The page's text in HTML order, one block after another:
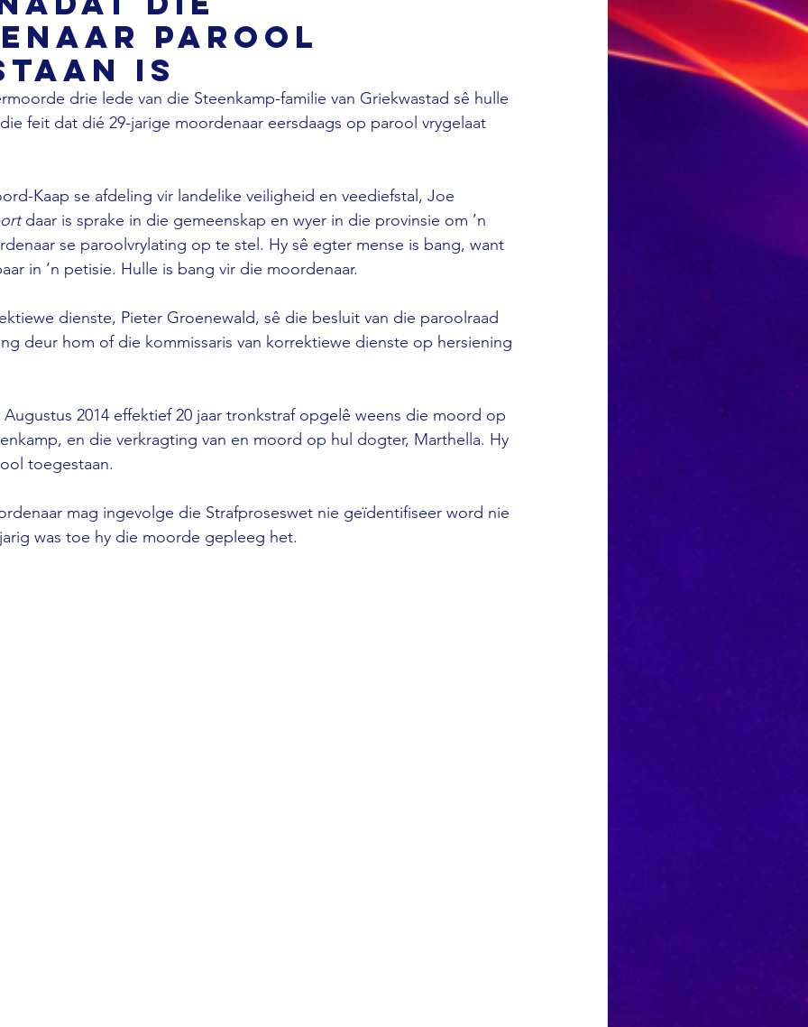
parool
is
drie lede van die Steenkamp-familie van Griekwastad sê hulle
feit dat dié 29-jarige moordenaar eersdaags op parool vrygelaat
Kaap se afdeling vir landelike veiligheid en veediefstal, Joe
daar is sprake in die gemeenskap en wyer in die provinsie om ’n
se paroolvrylating op te stel. Hy sê egter mense is bang, want
in ’n petisie. Hulle is bang vir die moordenaar.
dienste, Pieter Groenewald, sê die besluit van die paroolraad
deur hom of die kommissaris van korrektiewe dienste op hersiening
2014 effektief 20 jaar tronkstraf opgelê weens die moord op
en die verkragting van en moord op hul dogter, Marthella. Hy
toegestaan.
mag ingevolge die Strafproseswet nie geïdentifiseer word nie
was toe hy die moorde gepleeg het.